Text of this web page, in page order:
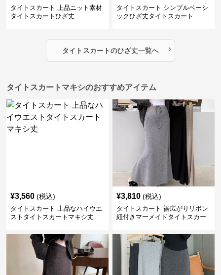
タイトスカート 上品ニット素材
タイトスカートひざ丈
タイトスカート シンプルベーシ
ックひざ丈タイトスカート
タイトスカートのひざ丈一覧へ ›
タイトスカートマキシのおすすめアイテム
¥3,560 (税込)
タイトスカート 上品なハイウエ
ストタイトスカートマキシ丈
¥3,810 (税込)
タイトスカート 裾広がりリボン
紐付きマーメイドタイトスカー